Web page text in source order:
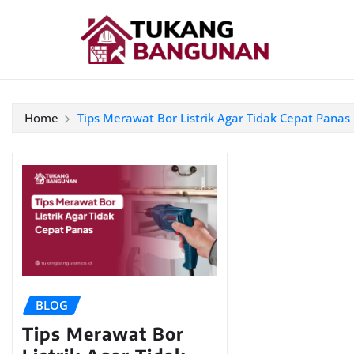
Home Tips Merawat Bor Listrik Agar Tidak Cepat Panas
BLOG
Tips Merawat Bor